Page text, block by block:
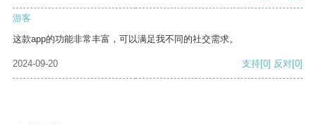
游客
这款app的功能非常丰富，可以满足我不同的社交需求。
2024-09-20 支持[0] 反对[0]